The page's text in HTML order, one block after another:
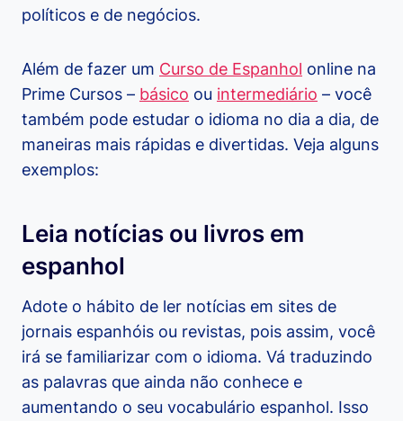
políticos e de negócios.
Além de fazer um Curso de Espanhol online na
Prime Cursos – básico ou intermediário – você
também pode estudar o idioma no dia a dia, de
maneiras mais rápidas e divertidas. Veja alguns
exemplos:
Leia notícias ou livros em
espanhol
Adote o hábito de ler notícias em sites de
jornais espanhóis ou revistas, pois assim, você
irá se familiarizar com o idioma. Vá traduzindo
as palavras que ainda não conhece e
aumentando o seu vocabulário espanhol. Isso